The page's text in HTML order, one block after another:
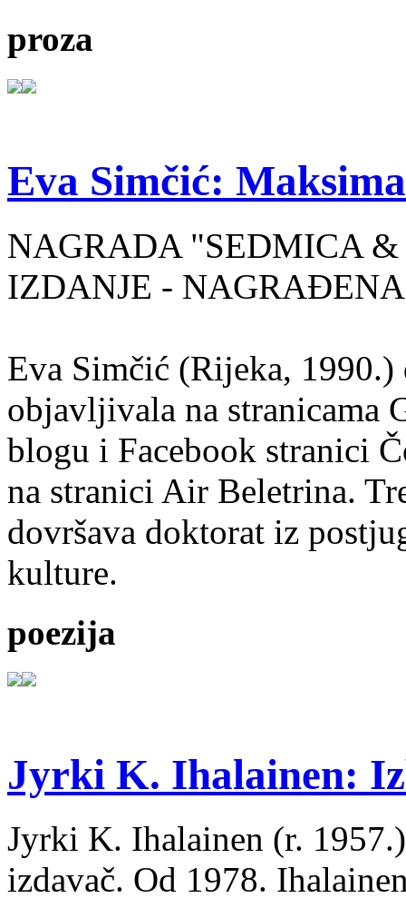
proza
Eva Simčić:
NAGRADA "SEDMICA
IZDANJE -
Eva Simčić (Rijeka, 1990.)
objavljivala na stranicama
blogu i Facebook stranici
na stranici Air Beletrina.
dovršava doktorat iz
kulture.
poezija
Jyrki K. Ihalainen:
Jyrki K. Ihalainen (r.
izdavač. Od 1978.